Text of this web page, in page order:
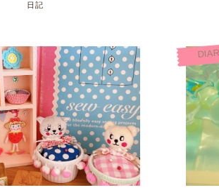
日記